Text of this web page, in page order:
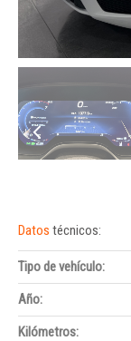
Datos técnicos:
Tipo de vehículo:
Año:
Kilómetros: